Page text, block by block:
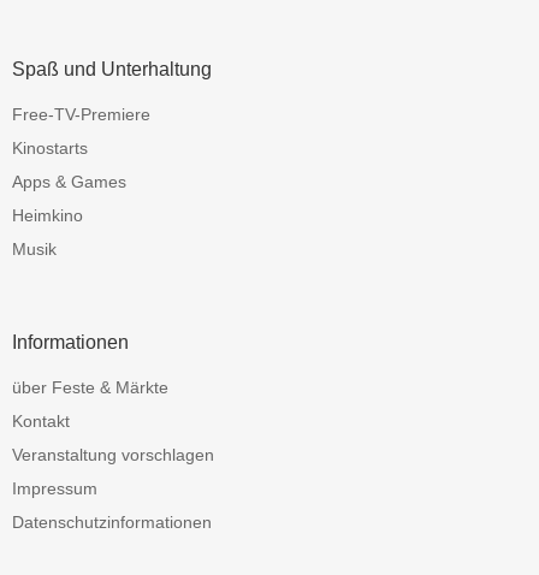
Spaß und Unterhaltung
Free-TV-Premiere
Kinostarts
Apps & Games
Heimkino
Musik
Informationen
über Feste & Märkte
Kontakt
Veranstaltung vorschlagen
Impressum
Datenschutzinformationen